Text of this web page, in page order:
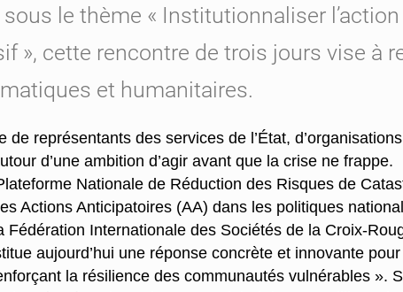
sous le thème « Institutionnaliser
», cette rencontre de trois jours vise à
et humanitaires.
de représentants des services de l’État,
d’une ambition d’agir avant que la crise ne frappe.
Nationale de Réduction des Risques de
Actions Anticipatoires (AA) dans les politiques
Fédération Internationale des Sociétés de la Croix-
aujourd’hui une réponse concrète et innovante
la résilience des communautés vulnérables ».